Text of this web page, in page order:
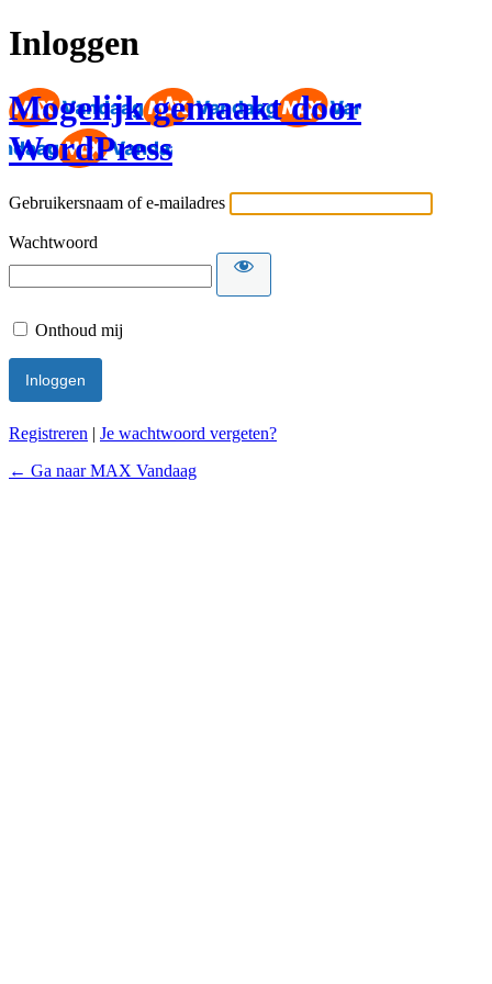
Inloggen
Mogelijk gemaakt door
WordPress
Gebruikersnaam of e-mailadres
Wachtwoord
Onthoud mij
Registreren | Je wachtwoord vergeten?
← Ga naar MAX Vandaag